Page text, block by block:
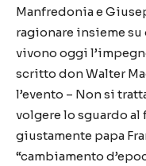
Manfredonia e
ragionare insieme
vivono oggi
scritto don Walter
l’evento – Non si
volgere lo sguardo
giustamente papa
“cambiamento